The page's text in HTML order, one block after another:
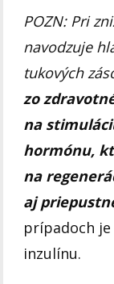
POZN: Pri
navodzuje
tukových
zo
na
hormónu,
na
aj
prípadoch
inzulínu.